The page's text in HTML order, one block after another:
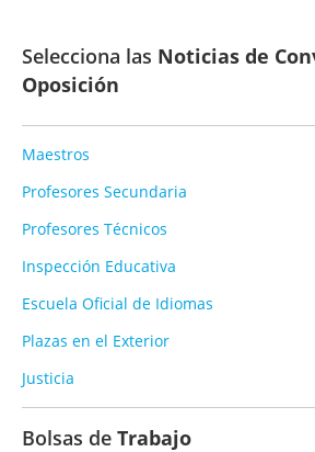
Selecciona las Noticias de
Oposición
Maestros
Profesores Secundaria
Profesores Técnicos
Inspección Educativa
Escuela Oficial de Idiomas
Plazas en el Exterior
Justicia
Bolsas de Trabajo